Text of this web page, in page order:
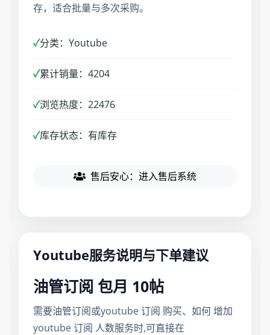
存，适合批量与多次采购。
✓分类：Youtube
✓累计销量：4204
✓浏览热度：22476
✓库存状态：有库存
售后安心：进入售后系统
Youtube服务说明与下单建议
油管订阅 包月 10帖
需要油管订阅或youtube 订阅 购买、如何 增加
youtube 订阅 人数服务时,可直接在